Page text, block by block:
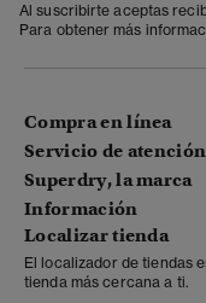
Al suscribirte aceptas
Para obtener más
Compra en línea
Servicio de
Superdry, la marca
Información
Localizar tienda
El localizador de tiendas
tienda más cercana a ti.